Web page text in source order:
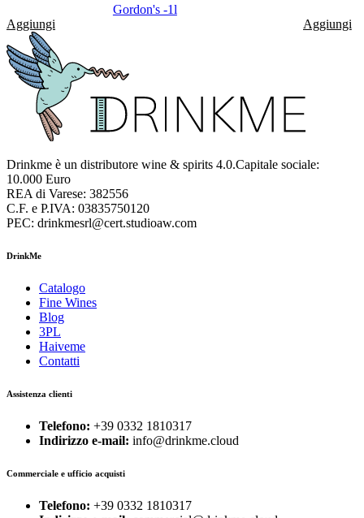
Gordon's -1l
Aggiungi
Aggiungi
Drinkme è un distributore wine & spirits 4.0.Capitale sociale:
10.000 Euro
REA di Varese: 382556
C.F. e P.IVA: 03835750120
PEC: drinkmesrl@cert.studioaw.com
DrinkMe
Catalogo
Fine Wines
Blog
3PL
Haiveme
Contatti
Assistenza clienti
Telefono: +39 0332 1810317
Indirizzo e-mail: info@drinkme.cloud
Commerciale e ufficio acquisti
Telefono: +39 0332 1810317